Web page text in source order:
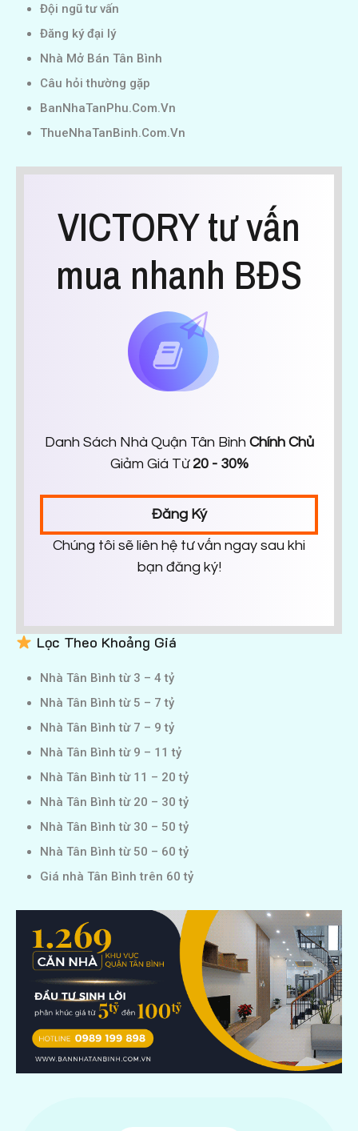
Đội ngũ tư vấn
Đăng ký đại lý
Nhà Mở Bán Tân Bình
Câu hỏi thường gặp
BanNhaTanPhu.Com.Vn
ThueNhaTanBinh.Com.Vn
VICTORY tư vấn
mua nhanh BĐS
Danh Sách Nhà Quận Tân Bình Chính Chủ
Giảm Giá Từ 20 - 30%
Đăng Ký
Chúng tôi sẽ liên hệ tư vấn ngay sau khi
bạn đăng ký!
Lọc Theo Khoảng Giá
Nhà Tân Bình từ 3 – 4 tỷ
Nhà Tân Bình từ 5 – 7 tỷ
Nhà Tân Bình từ 7 – 9 tỷ
Nhà Tân Bình từ 9 – 11 tỷ
Nhà Tân Bình từ 11 – 20 tỷ
Nhà Tân Bình từ 20 – 30 tỷ
Nhà Tân Bình từ 30 – 50 tỷ
Nhà Tân Bình từ 50 – 60 tỷ
Giá nhà Tân Bình trên 60 tỷ